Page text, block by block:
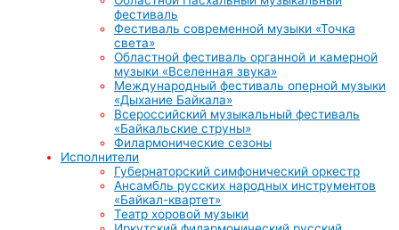
фестиваль
Фестиваль современной музыки «Точка
света»
Областной фестиваль органной и камерной
музыки «Вселенная звука»
Международный фестиваль оперной музыки
«Дыхание Байкала»
Всероссийский музыкальный фестиваль
«Байкальские струны»
Филармонические сезоны
Исполнители
Губернаторский симфонический оркестр
Ансамбль русских народных инструментов
«Байкал-квартет»
Театр хоровой музыки